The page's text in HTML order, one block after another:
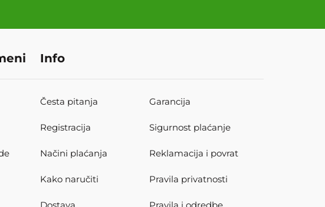
Info
Česta pitanja
Registracija
Načini plaćanja
Kako naručiti
Garancija
Sigurnost plaćanje
Reklamacija i povrat
Pravila privatnosti